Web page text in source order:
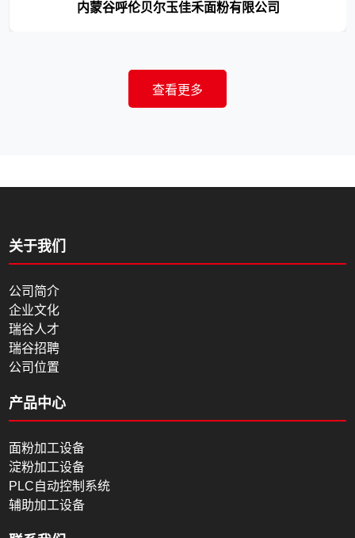
内蒙谷呼伦贝尔玉佳禾面粉有限公司
查看更多
关于我们
公司简介
企业文化
瑞谷人才
瑞谷招聘
公司位置
产品中心
面粉加工设备
淀粉加工设备
PLC自动控制系统
辅助加工设备